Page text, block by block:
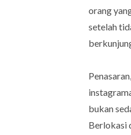
orang
setelah
bukan
Berlokasi